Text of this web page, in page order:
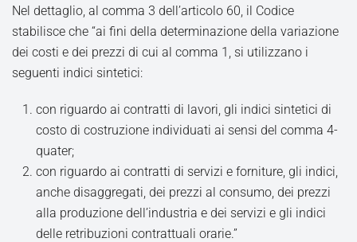
Nel dettaglio, al comma 3 dell’articolo 60, il Codice
stabilisce che “ai fini della determinazione della variazione
dei costi e dei prezzi di cui al comma 1, si utilizzano i
seguenti indici sintetici:
con riguardo ai contratti di lavori, gli indici sintetici di
costo di costruzione individuati ai sensi del comma 4-
quater;
con riguardo ai contratti di servizi e forniture, gli indici,
anche disaggregati, dei prezzi al consumo, dei prezzi
alla produzione dell’industria e dei servizi e gli indici
delle retribuzioni contrattuali orarie.”